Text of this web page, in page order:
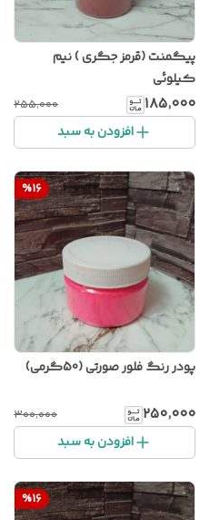
پیگمنت (قرمز جگری ) نیم
کیلوئی
۱۸۵٬۰۰۰ ۲۵۵٬۰۰۰
افزودن به سبد
%16
پودر رنگ فلور صورتی (50گرمی)
۲۵۰٬۰۰۰ ۳۰۰٬۰۰۰
افزودن به سبد
%16